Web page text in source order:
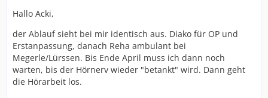
Hallo Acki,
der Ablauf sieht bei mir identisch aus. Diako für OP und
Erstanpassung, danach Reha ambulant bei
Megerle/Lürssen. Bis Ende April muss ich dann noch
warten, bis der Hörnerv wieder "betankt" wird. Dann geht
die Hörarbeit los.